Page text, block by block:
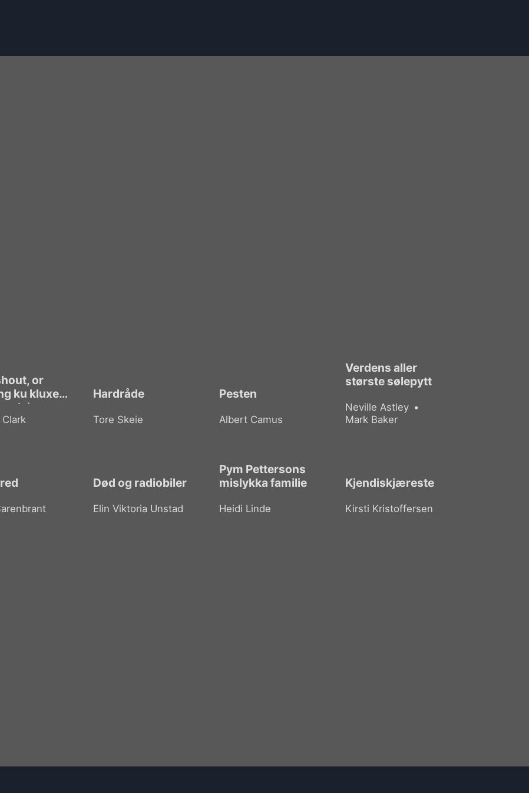
or
ku kluxes
times
Hardråde
Tore Skeie
Pesten
Albert Camus
Verdens aller
største sølepytt
Neville Astley
Mark Baker
Død og radiobiler
Elin Viktoria Unstad
Pym Pettersons
mislykka familie
Heidi Linde
Kjendiskjæreste
Kirsti Kristoffersen